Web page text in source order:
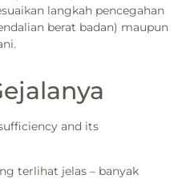
langkah pencegahan
berat badan) maupun
terlihat jelas – banyak